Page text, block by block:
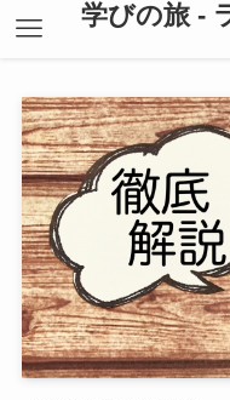
学びの旅 -